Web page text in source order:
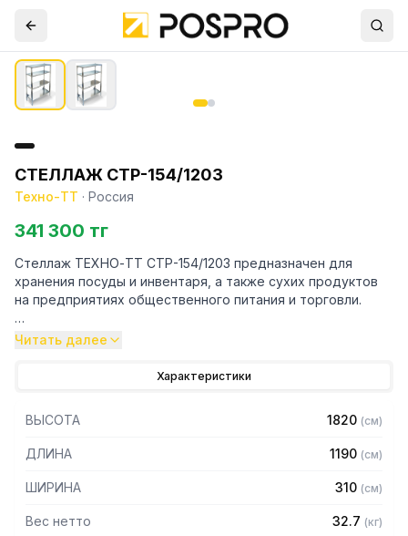
СТЕЛЛАЖ СТР-154/1203
Техно-ТТ · Россия
341 300 тг
Стеллаж ТЕХНО-ТТ СТР-154/1203 предназначен для
хранения посуды и инвентаря, а также сухих продуктов
на предприятиях общественного питания и торговли.
Особенности:
— Стеллаж технологический разборный
— Четыре сплошные полки из нержавеющей стали марки
AISI 304 толщиной 0,8 мм
— Расстояние между полками регулируемое с шагом 120
мм
— Стеллаж поставляется в разобранном виде
Читать далее
Характеристики
ВЫСОТА 1820 (см)
ДЛИНА 1190 (см)
ШИРИНА 310 (см)
Вес нетто 32.7 (кг)